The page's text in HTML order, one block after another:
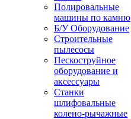
Полировальные
машины по камню
Б/У Оборудование
Строительные
пылесосы
Пескоструйное
оборудование и
аксессуары
Станки
шлифовальные
колено-рычажные